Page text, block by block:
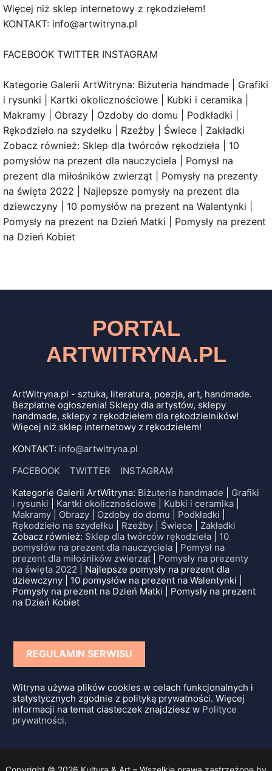
Więcej niż sklep internetowy z rękodziełem!
KONTAKT: info@artwitryna.pl
FACEBOOK TWITTER INSTAGRAM
Kategorie Galerii ArtWitryna: Biżuteria handmade | Grafiki
i rysunki | Kartki okolicznościowe | Kubki i ceramika |
Makramy | Obrazy | Ozdoby do domu | Podkładki |
Rękodzieło na szydełku | Rzeźby | Świece | Zakładki
Zobacz również: Sklep dla twórców rękodzieła | 10
pomysłów na prezent dla nauczyciela | Pomysł na
prezent dla miłośników zwierząt | Pomysły na prezenty
na święta 2022 | Najlepsze pomysły na prezent dla
dziewczyny | 10 pomysłów na prezent na Walentynki |
Pomysły na prezent na Dzień Matki | Pomysły na prezent
na Dzień Kobiet
PORTAL
ARTWITRYNA.PL
ArtWitryna.pl - sztuka, literatura, poezja, art, handmade.
Bezpłatne ogłoszenia! Sklepy dla artystów, sklepy
handmade, sklepy z rękodziełem dla rękodzielników!
Więcej niż sklep internetowy z rękodziełem!
KONTAKT: info@artwitryna.pl
FACEBOOK
TWITTER
INSTAGRAM
Kategorie Galerii ArtWitryna: Biżuteria handmade
Grafiki
i rysunki
Kartki okolicznościowe Kubki i ceramika
Makramy
Obrazy Ozdoby do domu Podkładki
Rękodzieło na szydełku
Rzeźby Świece
Zakładki
Zobacz również: Sklep dla twórców rękodzieła
10
pomysłów na prezent dla nauczyciela
Pomysł na
prezent dla miłośników zwierząt
Pomysły na prezenty
na święta 2022 | Najlepsze pomysły na prezent dla
dziewczyny | 10 pomysłów na prezent na Walentynki |
Pomysły na prezent na Dzień Matki | Pomysły na prezent
na Dzień Kobiet
REGULAMIN SERWISU
Witryna używa plików cookies w celach funkcjonalnych i
statystycznych zgodnie z polityką prywatności. Więcej
informacji na temat ciasteczek znajdziesz w Polityce
prywatności.